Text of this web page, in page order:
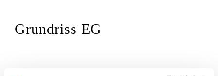
Grundriss EG